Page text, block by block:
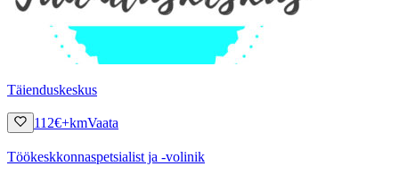
Täienduskeskus
112€+kmVaata
Töökeskkonnaspetsialist ja -volinik